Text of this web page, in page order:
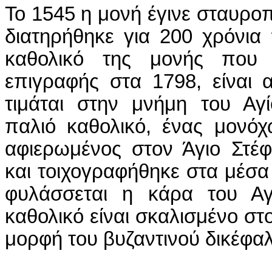
Το 1545 η μονή έγινε
διατηρήθηκε για 200
καθολικό της μονής που
επιγραφής στα 1798, είναι
τιμάται στην μνήμη του
παλιό καθολικό, ένας
αφιερωμένος στον Άγιο
και τοιχογραφήθηκε στα
φυλάσσεται η κάρα του
καθολικό είναι σκαλισμένο
μορφή του βυζαντινού